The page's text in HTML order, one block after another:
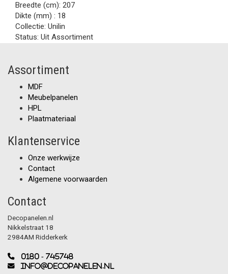
Breedte (cm): 207
Dikte (mm) : 18
Collectie: Unilin
Status: Uit Assortiment
Assortiment
MDF
Meubelpanelen
HPL
Plaatmateriaal
Klantenservice
Onze werkwijze
Contact
Algemene voorwaarden
Contact
Decopanelen.nl
Nikkelstraat 18
2984AM Ridderkerk
0180 - 745748
info@decopanelen.nl